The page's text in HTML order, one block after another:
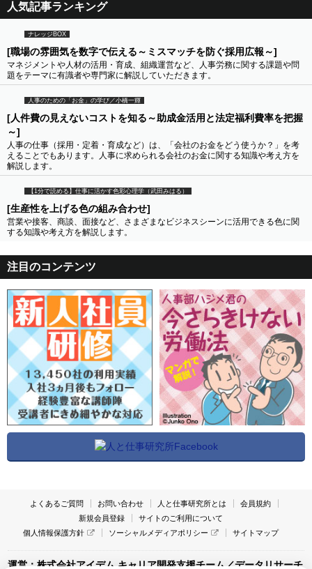
人気記事ランキング
ナレッジBOX
[職場の雰囲気を数字で伝える～ミスマッチを防ぐ採用広報～]
マネジメントや人材の活用・育成、組織運営など、人事労務に関する課題や問
題をテーマに有識者や専門家に解説していただきます。
人事のための「お金」の学び／小橋一輝
[人件費の見えないコストを知る～助成金活用と法定福利費率を把握
～]
人事の仕事（採用・定着・育成など）は、「会社のお金をどう使うか？」を考
えることでもあります。人事に求められる会社のお金に関する知識や考え方を
解説します。
【1分で読める】仕事に活かす色彩心理学（武田みはる）
[生産性を上げる色の組み合わせ]
営業や接客、商談、面接など、さまざまなビジネスシーンに活用できる色に関
する知識や考え方を解説します。
注目のコンテンツ
よくあるご質問 お問い合わせ 人と仕事研究所とは
会員規約
新規会員登録
サイトのご利用について
個人情報保護方針
ソーシャルメディアポリシー サイトマップ
運営：株式会社アイデム キャリア開発支援チーム／データリサーチ